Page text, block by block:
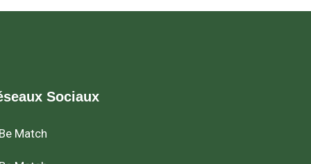
Sociaux
Be Match